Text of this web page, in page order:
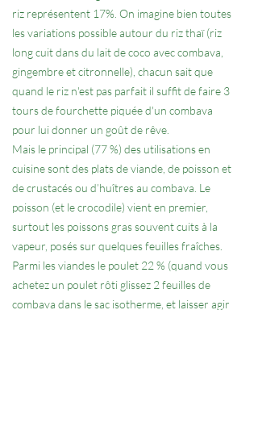
riz représentent 17%. On imagine bien toutes
les variations possible autour du riz thaï (riz
long cuit dans du lait de coco avec combava,
gingembre et citronnelle), chacun sait que
quand le riz n'est pas parfait il suffit de faire 3
tours de fourchette piquée d'un combava
pour lui donner un goût de rêve.
Mais le principal (77 %) des utilisations en
cuisine sont des plats de viande, de poisson et
de crustacés ou d’huîtres au combava. Le
poisson (et le crocodile) vient en premier,
surtout les poissons gras souvent cuits à la
vapeur, posés sur quelques feuilles fraîches.
Parmi les viandes le poulet 22 % (quand vous
achetez un poulet rôti glissez 2 feuilles de
combava dans le sac isotherme, et laisser agir